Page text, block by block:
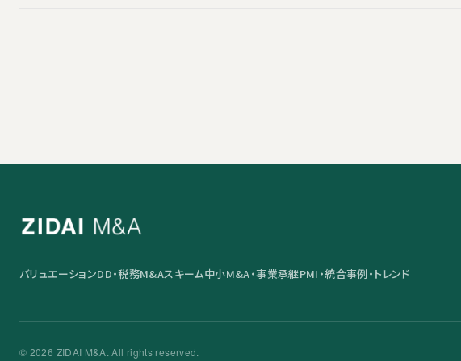
バリュエーションDD・税務M&Aスキーム中小M&A・事業承継PMI・統合事例・トレンド
© 2026 ZIDAI M&A. All rights reserved.